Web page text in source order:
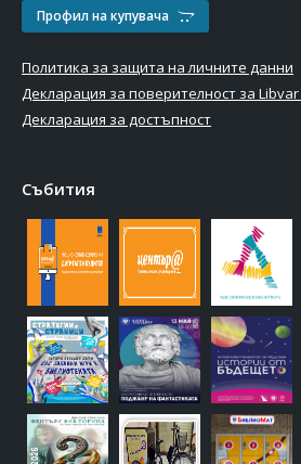
Профил на купувача
Политика за защита на личните данни
Декларация за поверителност за
Декларация за достъпност
Събития